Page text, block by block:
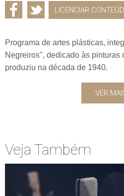
LICENCIAR
Programa de artes plásticas,
Negreiros", dedicado às pinturas
produziu na década de 1940.
VER
Veja Também